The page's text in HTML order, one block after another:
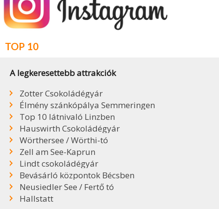
TOP 10
A legkeresettebb attrakciók
Zotter Csokoládégyár
Élmény szánkópálya Semmeringen
Top 10 látnivaló Linzben
Hauswirth Csokoládégyár
Wörthersee / Wörthi-tó
Zell am See-Kaprun
Lindt csokoládégyár
Bevásárló központok Bécsben
Neusiedler See / Fertő tó
Hallstatt